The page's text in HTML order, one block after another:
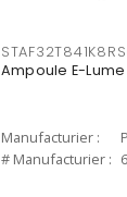
Ampoule E-
Manufacturier :
# Manufacturier :